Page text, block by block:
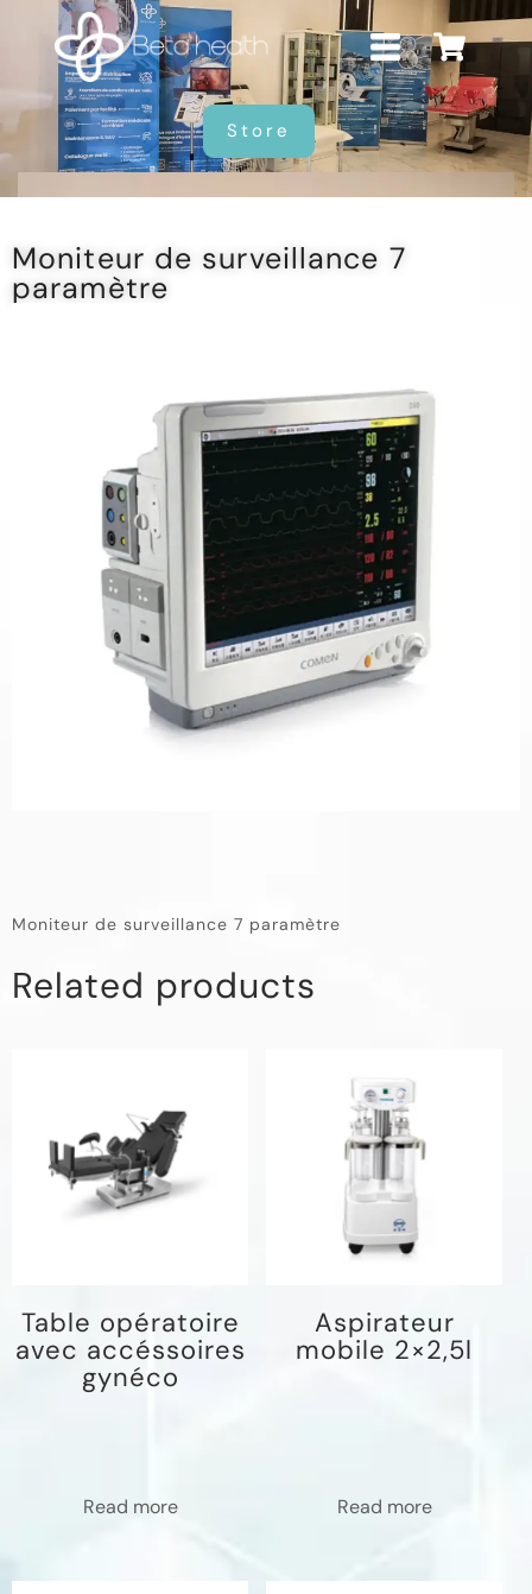
Store
Moniteur de surveillance 7
paramètre
Moniteur de surveillance 7 paramètre
Related products
Table opératoire
avec accéssoires
gynéco
Read more
Aspirateur
mobile 2×2,5l
Read more